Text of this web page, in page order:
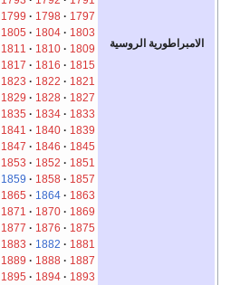
الامبراطورية الروسية
1797
1798
1799
1803
1804
1805
1809
1810
1811
1815
1816
1817
1821
1822
1823
1827
1828
1829
1833
1834
1835
1839
1840
1841
1845
1846
1847
1851
1852
1853
1857
1858
1859
1863
1864
1865
1869
1870
1871
1875
1876
1877
1881
1882
1883
1887
1888
1889
1893
1894
1895